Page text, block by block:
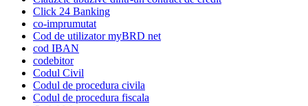
Click 24 Banking
co-imprumutat
Cod de utilizator myBRD net
cod IBAN
codebitor
Codul Civil
Codul de procedura civila
Codul de procedura fiscala